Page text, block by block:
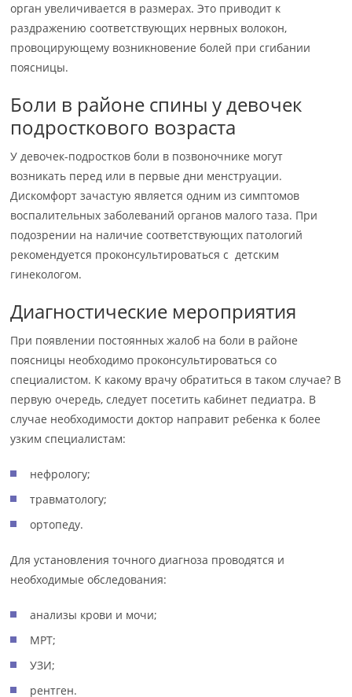
орган увеличивается в размерах. Это приводит к
раздражению соответствующих нервных волокон,
провоцирующему возникновение болей при сгибании
поясницы.
Боли в районе спины у девочек
подросткового возраста
У девочек-подростков боли в позвоночнике могут
возникать перед или в первые дни менструации.
Дискомфорт зачастую является одним из симптомов
воспалительных заболеваний органов малого таза. При
подозрении на наличие соответствующих патологий
рекомендуется проконсультироваться с детским
гинекологом.
Диагностические мероприятия
При появлении постоянных жалоб на боли в районе
поясницы необходимо проконсультироваться со
специалистом. К какому врачу обратиться в таком случае? В
первую очередь, следует посетить кабинет педиатра. В
случае необходимости доктор направит ребенка к более
узким специалистам:
нефрологу;
травматологу;
ортопеду.
Для установления точного диагноза проводятся и
необходимые обследования:
анализы крови и мочи;
МРТ;
УЗИ;
рентген.